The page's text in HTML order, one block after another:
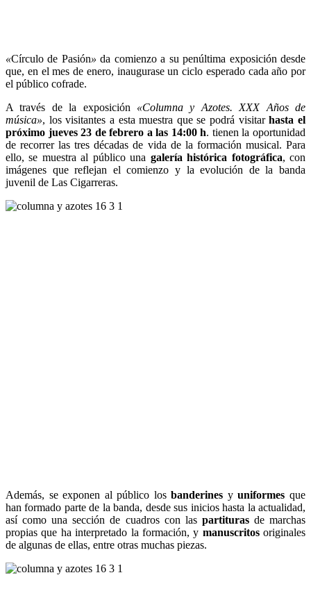
«Círculo de Pasión»da comienzo a su penúltima exposición desde
que, en el mes de enero, inaugurase un ciclo esperado cada año por
el público cofrade.
A través de la exposición «Columna y Azotes. XXX Años de
música», los visitantes a esta muestra que se podrá visitarhasta el
próximo jueves 23 de febrero a las 14:00 h. tienen la oportunidad
de recorrer las tres décadas de vida de la formación musical. Para
ello, se muestra al público una galería histórica fotográfica, con
imágenes que reflejan el comienzo y la evolución de la banda
juvenil de Las Cigarreras.
Además, se exponen al público losbanderines yuniformes que
han formado parte de la banda, desde sus inicios hasta la actualidad,
así como una sección de cuadros con las partiturasde marchas
propias que ha interpretado la formación, y manuscritosoriginales
de algunas de ellas, entre otras muchas piezas.